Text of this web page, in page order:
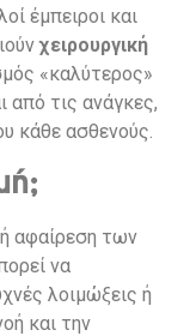
έμπειροι και
χειρουργική
«καλύτερος»
από τις ανάγκες,
κάθε ασθενούς.
αφαίρεση των
να
λοιμώξεις ή
και την